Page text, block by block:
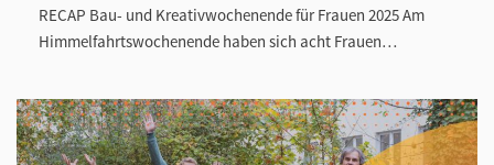
RECAP Bau- und Kreativwochenende für Frauen 2025 Am
Himmelfahrtswochenende haben sich acht Frauen…